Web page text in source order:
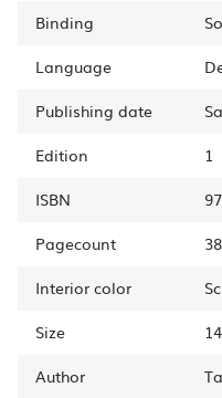
Binding
Language
Publishing date
Edition
1
ISBN
Pagecount
Interior color
Size
Author